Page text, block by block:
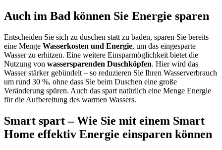
Auch im Bad können Sie Energie sparen
Entscheiden Sie sich zu duschen statt zu baden, sparen Sie bereits
eine Menge Wasserkosten und Energie, um das eingesparte
Wasser zu erhitzen. Eine weitere Einsparmöglichkeit bietet die
Nutzung von wassersparenden Duschköpfen. Hier wird das
Wasser stärker gebündelt – so reduzieren Sie Ihren Wasserverbrauch
um rund 30 %, ohne dass Sie beim Duschen eine große
Veränderung spüren. Auch das spart natürlich eine Menge Energie
für die Aufbereitung des warmen Wassers.
Smart spart – Wie Sie mit einem Smart
Home effektiv Energie einsparen können